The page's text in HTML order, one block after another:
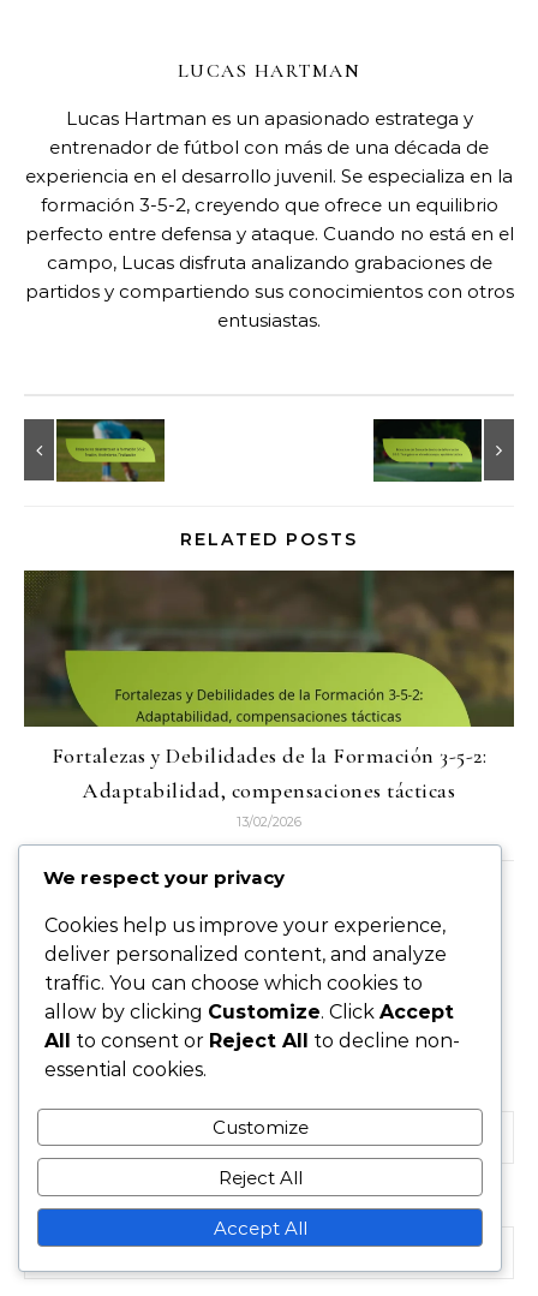
LUCAS HARTMAN
Lucas Hartman es un apasionado estratega y
entrenador de fútbol con más de una década de
experiencia en el desarrollo juvenil. Se especializa en la
formación 3-5-2, creyendo que ofrece un equilibrio
perfecto entre defensa y ataque. Cuando no está en el
campo, Lucas disfruta analizando grabaciones de
partidos y compartiendo sus conocimientos con otros
entusiastas.
RELATED POSTS
Fortalezas y Debilidades de la Formación 3-5-2:
Adaptabilidad, compensaciones tácticas
13/02/2026
LEAVE A REPLY
Your email address will not be published. Required
fields are marked*
Email*
We respect your privacy
Cookies help us improve your experience,
deliver personalized content, and analyze
traffic. You can choose which cookies to
allow by clicking Customize. Click Accept
All to consent or Reject All to decline non-
essential cookies.
Customize
Reject All
Accept All